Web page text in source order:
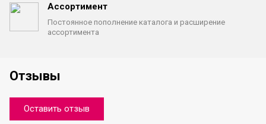
Ассортимент
Постоянное пополнение каталога и расширение
ассортимента
Отзывы
Оставить отзыв